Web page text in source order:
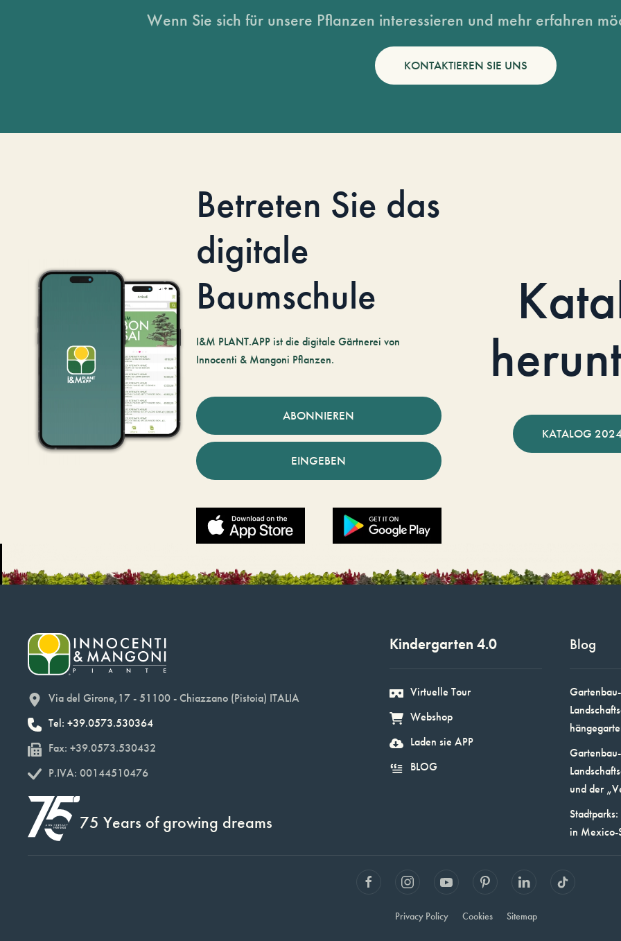
Wenn Sie sich für unsere Pflanzen interessieren und mehr erfahren
KONTAKTIEREN SIE UNS
Betreten Sie das
digitale
Baumschule
I&M PLANT.APP ist die digitale Gärtnerei von
Innocenti & Mangoni Pflanzen.
ABONNIEREN
EINGEBEN
KATALOG
Via del Girone,17 - 51100 - Chiazzano (Pistoia) ITALIA
Tel: +39.0573.530364
Fax: +39.0573.530432
P.IVA: 00144510476
75 Years of growing dreams
Kindergarten 4.0
Virtuelle Tour
Webshop
Laden sie APP
BLOG
Blog
und der
in Mexico-
Privacy Policy Cookies Sitemap